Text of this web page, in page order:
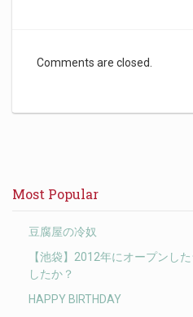
Comments are closed.
Most Popular
豆腐屋の冷奴
【池袋】2012年にオープンし
したか？
HAPPY BIRTHDAY